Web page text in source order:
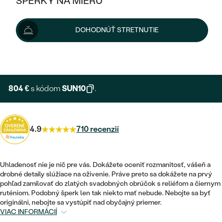
KOMBINOVANÉ ZLATO
PODĽA ŠTÝLU
BEZ KAMEŇA
VYKROJENÉ
NETRADIČNÉ
TEPANÉ
POSTRANNÉ DRAHOKAMY
HALO
VINTAGE
OBRÚČOK
NETRADIČNÉ
ZOSTAVTE SI PRSTEŇ
ZAČAŤ S PRSTEŇOM
VÝPREDAJ
ŠPERKY ČO POMÁHAJÚ
PODĽA TYPU
PRSTENE
PRÍVESKY
NÁRAMKY
SETY
PÁNSKE ŠPERKY
PLATINOVÉ
NAPICHOVACIE
MINIMALISTICKÉ
SOLITÉR
V TVARE SRDCA
ZLATÉ
STRIEBORNÉ
SOLITÉR
NARODENIE DIEŤAŤA
PERSONALIZOVANÉ
SO ZNAMENÍM ZVEROKRUHU
MINIMALISTICKÉ
VÝPREDAJ
ZLATÉ
PLATINOVÉ
ETERNITY
MINIMALISTICKÉ
DOHODNÚŤ STRETNUTIE
893 €
Možnosti doručenia
804 €s kódom SUN10 .
4.9 710 recenzií
Uhladenosť nie je nič pre vás. Dokážete oceniť rozmanitosť, vášeň a
drobné detaily slúžiace na oživenie. Práve preto sa dokážete na prvý
pohľad zamilovať do zlatých svadobných obrúčok s reliéfom a čiernym
ruténiom. Podobný šperk len tak niekto mať nebude. Nebojte sa byť
originálni, nebojte sa vystúpiť nad obyčajný priemer.
VIAC INFORMÁCIÍ